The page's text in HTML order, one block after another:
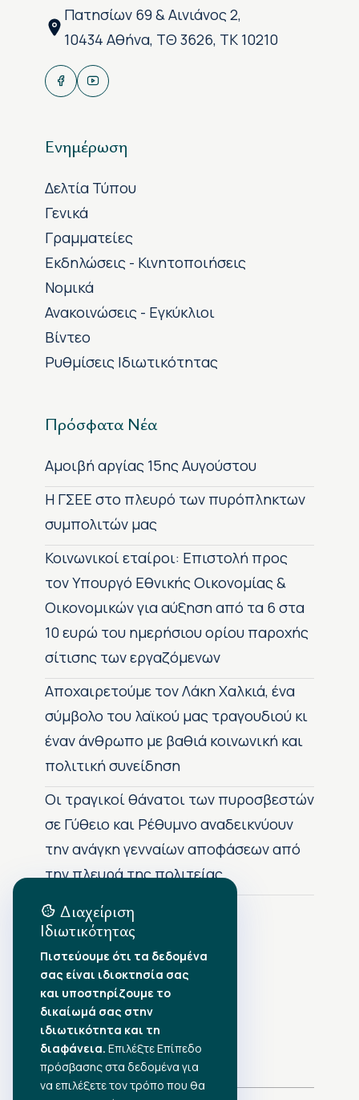
Πατησίων 69 & Αινιάνος 2,
10434 Αθήνα, ΤΘ 3626, ΤΚ 10210
Ενημέρωση
Δελτία Τύπου
Γενικά
Γραμματείες
Εκδηλώσεις - Κινητοποιήσεις
Νομικά
Ανακοινώσεις - Εγκύκλιοι
Βίντεο
Ρυθμίσεις Ιδιωτικότητας
Πρόσφατα Νέα
Αμοιβή αργίας 15ης Αυγούστου
H ΓΣΕΕ στο πλευρό των πυρόπληκτων
συμπολιτών μας
Κοινωνικοί εταίροι: Επιστολή προς
τον Υπουργό Εθνικής Οικονομίας &
Οικονομικών για αύξηση από τα 6 στα
10 ευρώ του ημερήσιου ορίου παροχής
σίτισης των εργαζόμενων
Αποχαιρετούμε τον Λάκη Χαλκιά, ένα
σύμβολο του λαϊκού μας τραγουδιού κι
έναν άνθρωπο με βαθιά κοινωνική και
πολιτική συνείδηση
Οι τραγικοί θάνατοι των πυροσβεστών
σε Γύθειο και Ρέθυμνο αναδεικνύουν
την ανάγκη γενναίων αποφάσεων από
την πλευρά της πολιτείας
Αρχείο Δημοσιεύσεων
•Αύγουστος 2026
•Ιούλιος 2026
•Ιούνιος 2026
•Μάιος 2026
•Απρίλιος 2026
•Μάρτιος 2026
Διαχείριση
Ιδιωτικότητας
Πιστεύουμε ότι τα δεδομένα
σας είναι ιδιοκτησία σας
και υποστηρίζουμε το
δικαίωμά σας στην
ιδιωτικότητα και τη
διαφάνεια. Επιλέξτε Επίπεδο
πρόσβασης στα δεδομένα για
να επιλέξετε τον τρόπο που θα